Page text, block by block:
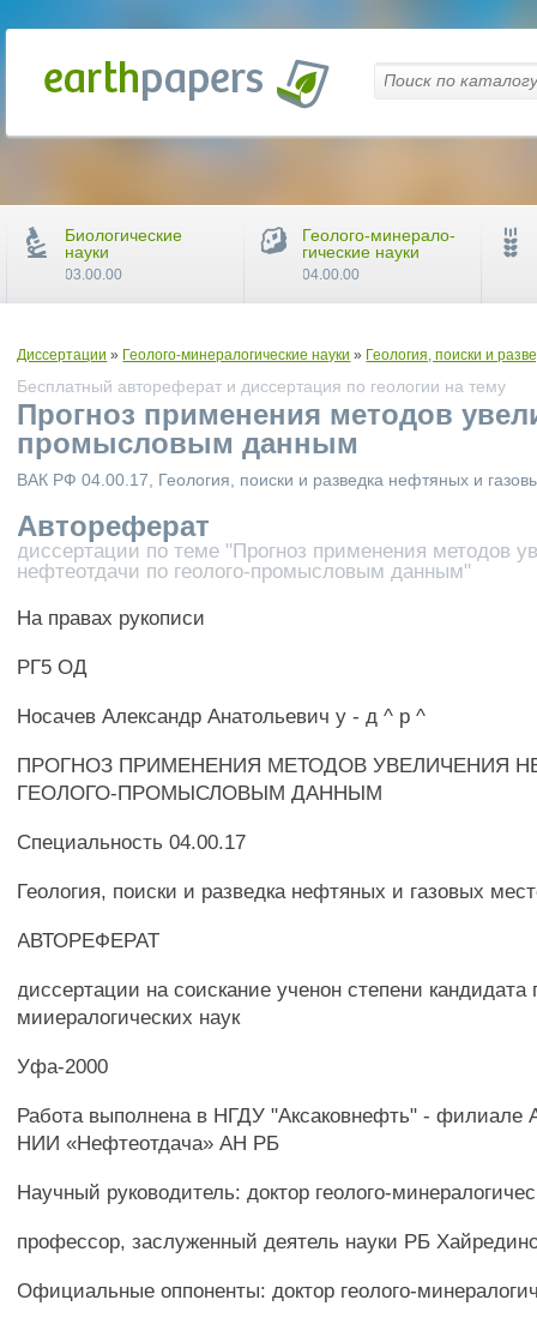
Диссертации » Геолого-минералогические науки » Геология, поиски и
Бесплатный автореферат и диссертация по геологии на тему
Прогноз применения методов
промысловым данным
ВАК РФ 04.00.17, Геология, поиски и разведка нефтяных и
Автореферат
диссертации по теме "Прогноз применения методов
нефтеотдачи по геолого-промысловым данным"
На правах рукописи
РГ5 ОД
Носачев Александр Анатольевич у - д ^ р ^
ПРОГНОЗ ПРИМЕНЕНИЯ МЕТОДОВ УВЕЛИЧЕНИЯ
ГЕОЛОГО-ПРОМЫСЛОВЫМ ДАННЫМ
Специальность 04.00.17
Геология, поиски и разведка нефтяных и газовых
АВТОРЕФЕРАТ
диссертации на соискание ученон степени кандидата
мииералогических наук
Уфа-2000
Работа выполнена в НГДУ "Аксаковнефть" -
НИИ «Нефтеотдача» АН РБ
Научный руководитель: доктор геолого-
профессор, заслуженный деятель науки РБ
Официальные оппоненты: доктор геолого-
Биологические
науки
03.00.00
Геолого-минерало-
гические науки
04.00.00